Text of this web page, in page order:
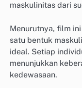
maskulinitas dari
Menurutnya, film
satu bentuk
ideal. Setiap
menunjukkan
kedewasaan.